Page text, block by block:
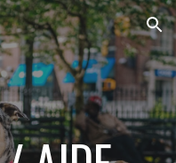
Skip to navigation